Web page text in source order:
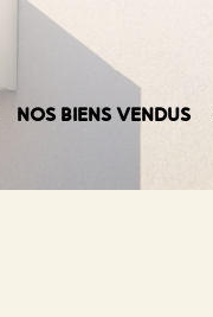
NOS BIENS VENDUS